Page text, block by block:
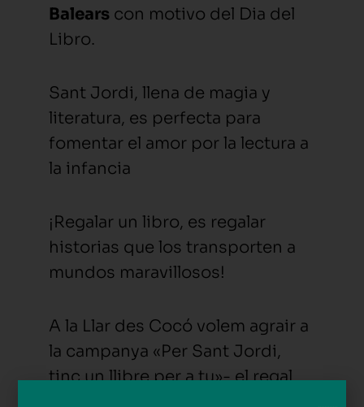
Balears con motivo del Dia del
Libro.
Sant Jordi, llena de magia y
literatura, es perfecta para
fomentar el amor por la lectura a
la infancia
¡Regalar un libro, es regalar
historias que los transporten a
mundos maravillosos!
A la Llar des Cocó volem agrair a
la campanya «Per Sant Jordi,
tinc un llibre per a tu»- el regal